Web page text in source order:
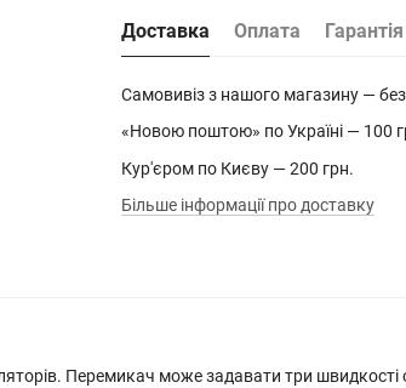
Доставка Оплата Гарантія
Самовивіз з нашого магазину —
«Новою поштою» по Україні — 100
Кур'єром по Києву — 200 грн.
Більше інформації про доставку
Перемикач може задавати три